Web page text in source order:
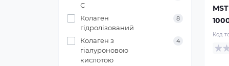
С
Колаген
гідролізований
8
Колаген з
гіалуроновою
кислотою
4
Код